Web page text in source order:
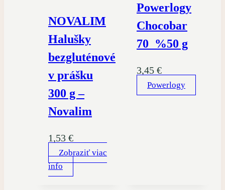
NOVALIM
Halušky
bezgluténové
v prášku
300 g –
Novalim
1,53 €
Zobraziť viac
info
Powerlogy
Chocobar
70 %50 g
3,45 €
Powerlogy